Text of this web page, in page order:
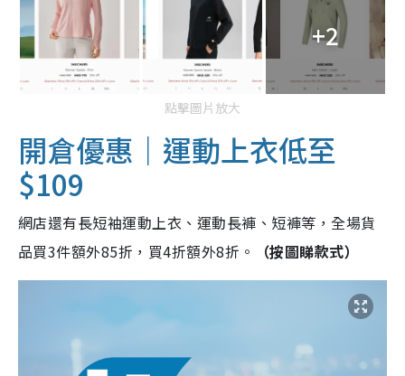
+2
點擊圖片放大
開倉優惠｜運動上衣低至
$109
網店還有長短袖運動上衣、運動長褲、短褲等，全場貨
品買3件額外85折，買4折額外8折。
（按圖睇款式）